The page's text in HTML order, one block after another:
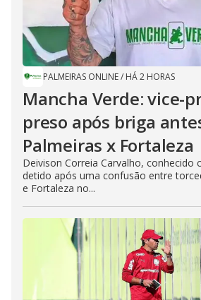
PALMEIRAS ONLINE/ HÁ 2 HORAS
Mancha Verde: vice-
preso após briga
Palmeiras x Fortaleza
Deivison Correia Carvalho, conhecido
detido após uma confusão entre
e Fortaleza no...